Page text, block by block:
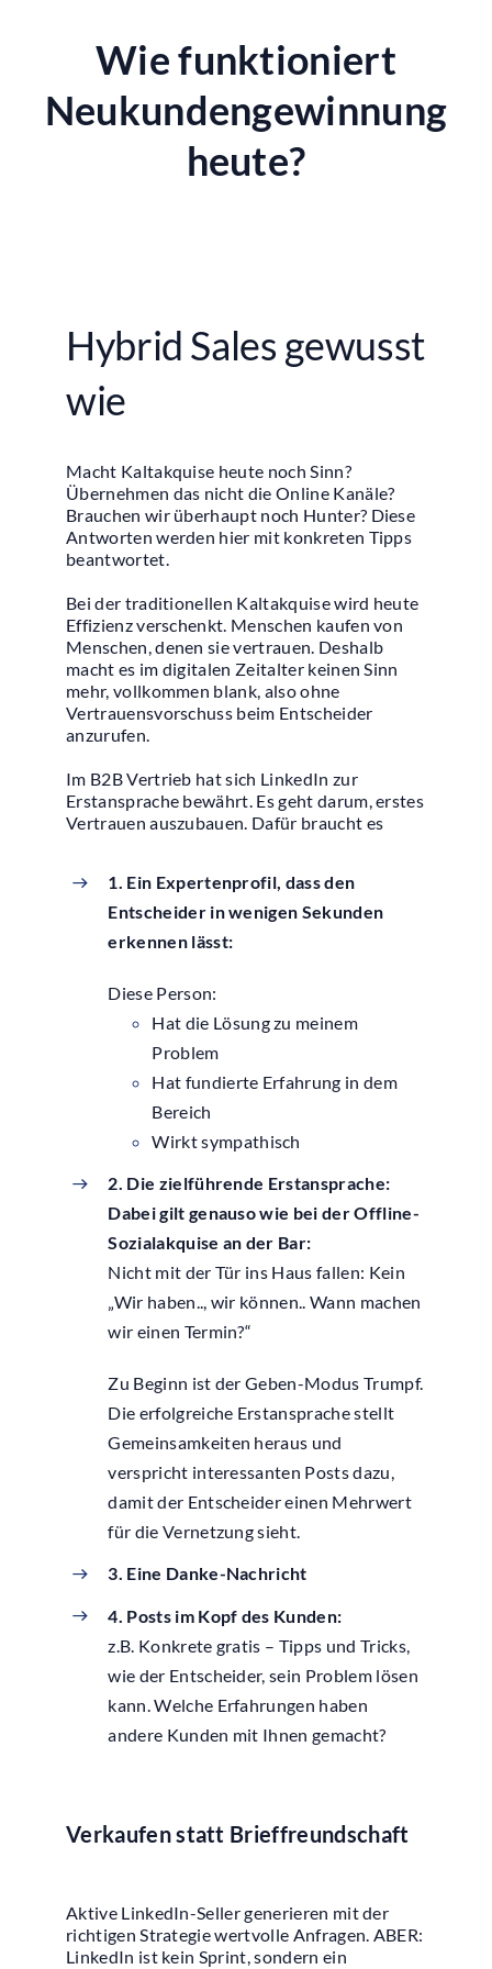
Referenzen
Kontakt
Wie funktioniert
Neukundengewinnung
heute?
Hybrid Sales gewusst
wie
Macht Kaltakquise heute noch Sinn?
Übernehmen das nicht die Online Kanäle?
Brauchen wir überhaupt noch Hunter? Diese
Antworten werden hier mit konkreten Tipps
beantwortet.
Bei der traditionellen Kaltakquise wird heute
Effizienz verschenkt. Menschen kaufen von
Menschen, denen sie vertrauen. Deshalb
macht es im digitalen Zeitalter keinen Sinn
mehr, vollkommen blank, also ohne
Vertrauensvorschuss beim Entscheider
anzurufen.
Im B2B Vertrieb hat sich LinkedIn zur
Erstansprache bewährt. Es geht darum, erstes
Vertrauen auszubauen. Dafür braucht es
1. Ein Expertenprofil, dass den
Entscheider in wenigen Sekunden
erkennen lässt:
Diese Person:
Hat die Lösung zu meinem
Problem
Hat fundierte Erfahrung in dem
Bereich
Wirkt sympathisch
2. Die zielführende Erstansprache:
Dabei gilt genauso wie bei der Offline-
Sozialakquise an der Bar:
Nicht mit der Tür ins Haus fallen: Kein
„Wir haben.., wir können.. Wann machen
wir einen Termin?“
Zu Beginn ist der Geben-Modus Trumpf.
Die erfolgreiche Erstansprache stellt
Gemeinsamkeiten heraus und
verspricht interessanten Posts dazu,
damit der Entscheider einen Mehrwert
für die Vernetzung sieht.
3. Eine Danke-Nachricht
4. Posts im Kopf des Kunden:
z.B. Konkrete gratis – Tipps und Tricks,
wie der Entscheider, sein Problem lösen
kann. Welche Erfahrungen haben
andere Kunden mit Ihnen gemacht?
Verkaufen statt Brieffreundschaft
Aktive LinkedIn-Seller generieren mit der
richtigen Strategie wertvolle Anfragen. ABER:
LinkedIn ist kein Sprint, sondern ein